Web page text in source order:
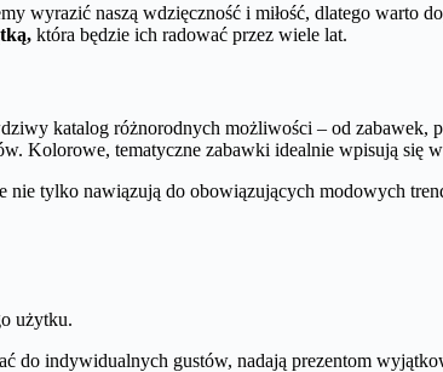
wyrazić naszą wdzięczność i miłość, dlatego warto
która będzie ich radować przez wiele lat.
katalog różnorodnych możliwości – od zabawek,
Kolorowe, tematyczne zabawki idealnie wpisują się
nie tylko nawiązują do obowiązujących modowych
użytku.
do indywidualnych gustów, nadają prezentom